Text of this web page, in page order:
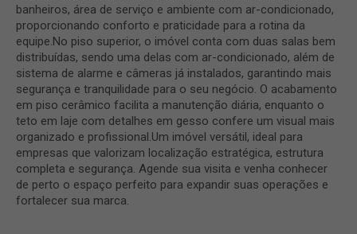
banheiros, área de serviço e ambiente com ar-condicionado,
proporcionando conforto e praticidade para a rotina da
equipe.No piso superior, o imóvel conta com duas salas bem
distribuídas, sendo uma delas com ar-condicionado, além de
sistema de alarme e câmeras já instalados, garantindo mais
segurança e tranquilidade para o seu negócio. O acabamento
em piso cerâmico facilita a manutenção diária, enquanto o
teto em laje com detalhes em gesso confere um visual mais
organizado e profissional.Um imóvel versátil, ideal para
empresas que valorizam localização estratégica, estrutura
completa e segurança. Agende sua visita e venha conhecer
de perto o espaço perfeito para expandir suas operações e
fortalecer sua marca.